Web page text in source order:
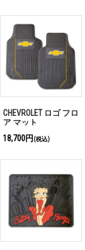
CHEVROLET ロゴ フロ
ア マット
18,700円 (税込)